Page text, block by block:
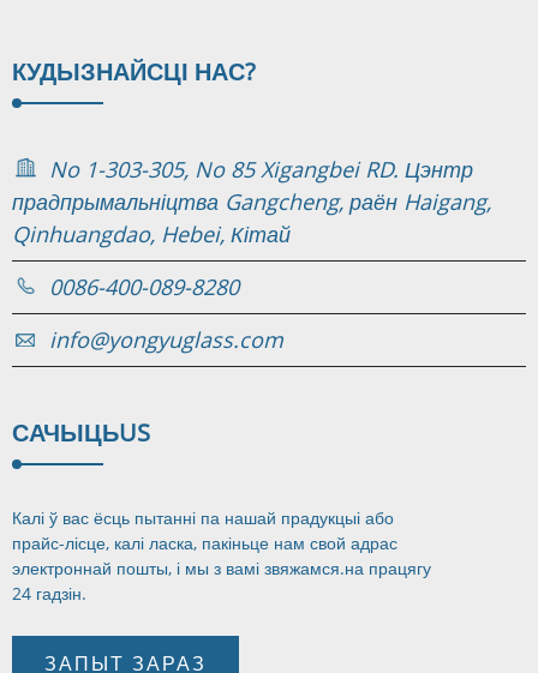
КУДЫЗНАЙСЦІ НАС?
No 1-303-305, No 85 Xigangbei RD. Цэнтр
прадпрымальніцтва Gangcheng, раён Haigang,
Qinhuangdao, Hebei, Кітай
0086-400-089-8280
info@yongyuglass.com
САЧЫЦЬUS
Калі ў вас ёсць пытанні па нашай прадукцыі або
прайс-лісце, калі ласка, пакіньце нам свой адрас
электроннай пошты, і мы з вамі звяжамся.на працягу
24 гадзін.
ЗАПЫТ ЗАРАЗ